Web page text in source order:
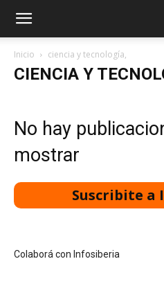
Inicio ciencia y tecnología,
CIENCIA Y
No hay
mostrar
Suscribite a
Colaborá con Infosiberia